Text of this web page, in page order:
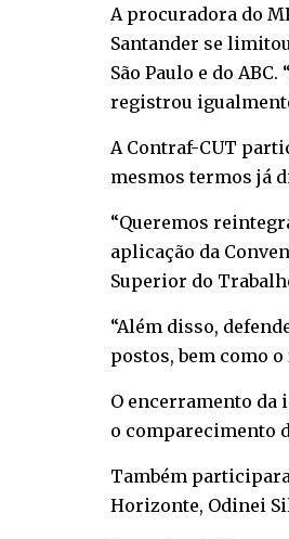
A procuradora do
Santander se
São Paulo e do
registrou
A Contraf-CUT
mesmos termos já
“Queremos
aplicação da
Superior do
“Além disso,
postos, bem como
O encerramento da
o comparecimento
Também
Horizonte, Odinei